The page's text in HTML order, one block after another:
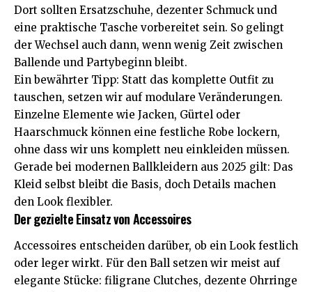
Dort sollten Ersatzschuhe, dezenter Schmuck und
eine praktische Tasche vorbereitet sein. So gelingt
der Wechsel auch dann, wenn wenig Zeit zwischen
Ballende und Partybeginn bleibt.
Ein bewährter Tipp: Statt das komplette Outfit zu
tauschen, setzen wir auf modulare Veränderungen.
Einzelne Elemente wie Jacken, Gürtel oder
Haarschmuck können eine festliche Robe lockern,
ohne dass wir uns komplett neu einkleiden müssen.
Geradebei modernen Ballkleidern aus 2025 gilt: Das
Kleid selbst bleibt die Basis, doch Details machen
den Look flexibler.
Der gezielte Einsatz von Accessoires
Accessoires entscheiden darüber, ob ein Look festlich
oder leger wirkt. Für den Ball setzen wir meist auf
elegante Stücke: filigrane Clutches, dezente Ohrringe